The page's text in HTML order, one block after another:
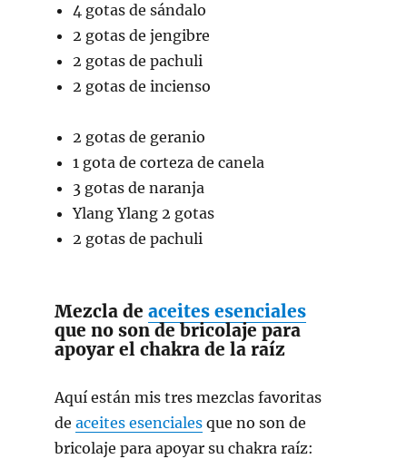
4 gotas de sándalo
2 gotas de jengibre
2 gotas de pachuli
2 gotas de incienso
2 gotas de geranio
1 gota de corteza de canela
3 gotas de naranja
Ylang Ylang 2 gotas
2 gotas de pachuli
Mezcla de aceites esenciales
que no son de bricolaje para
apoyar el chakra de la raíz
Aquí están mis tres mezclas favoritas
de aceites esenciales que no son de
bricolaje para apoyar su chakra raíz: